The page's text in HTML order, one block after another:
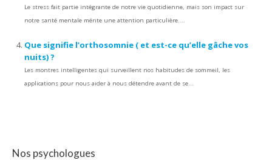
Le stress fait partie intégrante de notre vie quotidienne, mais son impact sur
notre santé mentale mérite une attention particulière....
Que signifie l’orthosomnie ( et est-ce qu’elle gâche vos
nuits) ?
Les montres intelligentes qui surveillent nos habitudes de sommeil, les
applications pour nous aider à nous détendre avant de se...
Nos psychologues